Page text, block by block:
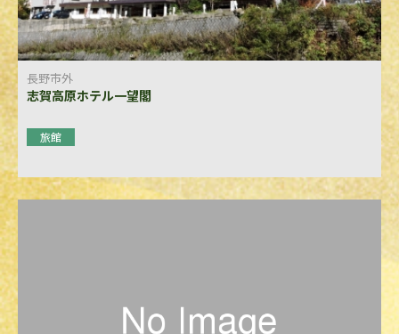
長野市外
志賀高原ホテル一望閣
旅館